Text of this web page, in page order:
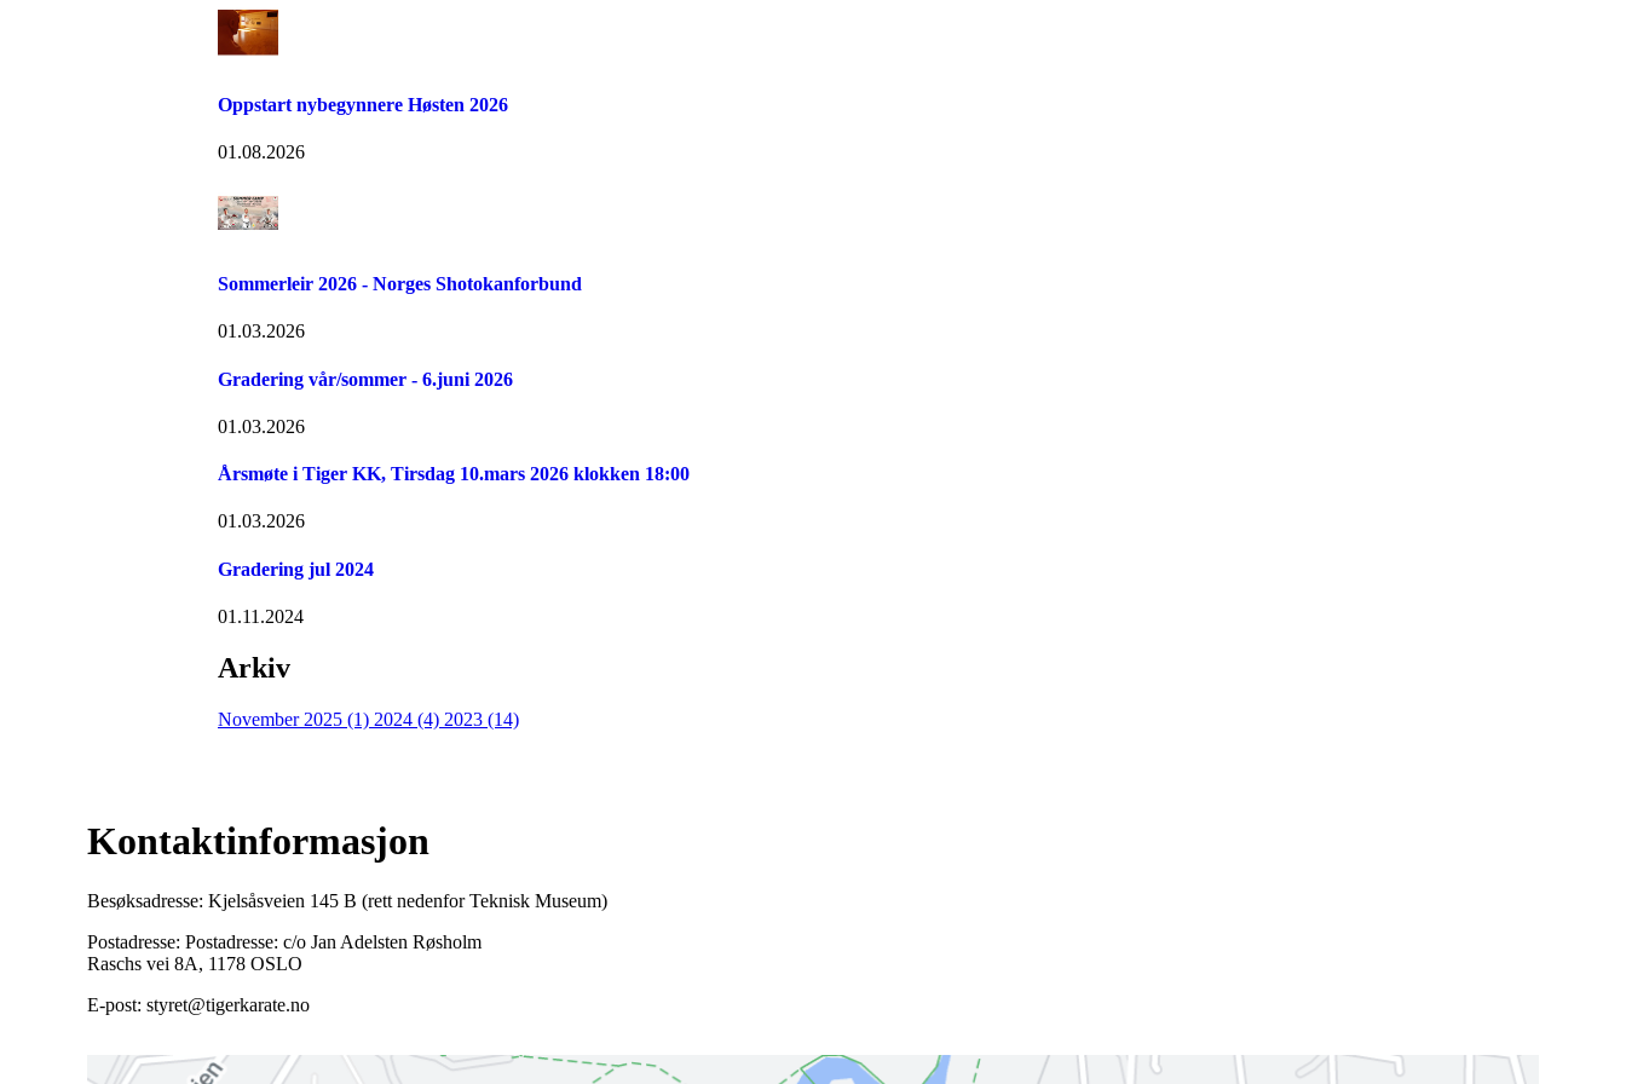
Oppstart nybegynnere Høsten 2026
01.08.2026
Sommerleir 2026 - Norges Shotokanforbund
01.03.2026
Gradering vår/sommer - 6.juni 2026
01.03.2026
Årsmøte i Tiger KK, Tirsdag 10.mars 2026 klokken 18:00
01.03.2026
Gradering jul 2024
01.11.2024
Arkiv
November 2025 (1) 2024 (4) 2023 (14)
Kontaktinformasjon
Besøksadresse: Kjelsåsveien 145 B (rett nedenfor Teknisk Museum)
Postadresse: Postadresse: c/o Jan Adelsten Røsholm
Raschs vei 8A, 1178 OSLO
E-post: styret@tigerkarate.no